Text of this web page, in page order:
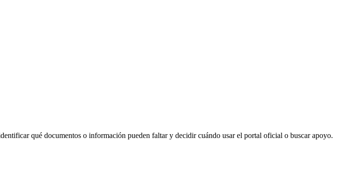
qué documentos o información pueden faltar y decidir cuándo usar el portal oficial o buscar apoyo.